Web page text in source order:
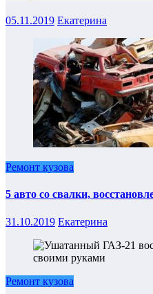
05.11.2019 Екатерина
Ремонт кузова
5 авто со свалки,
31.10.2019 Екатерина
Ремонт кузова